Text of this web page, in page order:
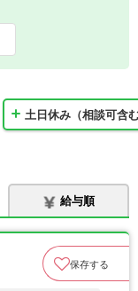
土日休み（相談可含
給与順
保存する